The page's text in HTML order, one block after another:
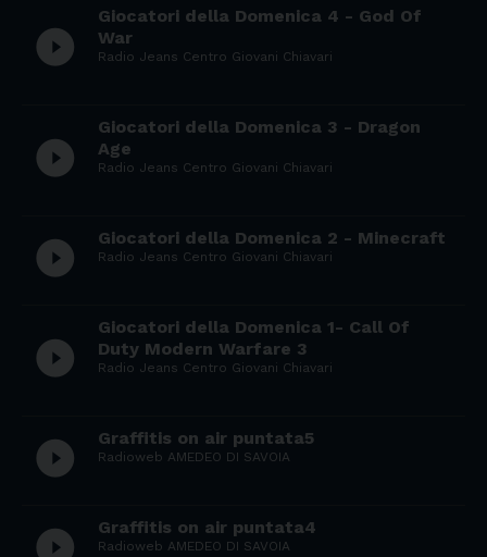
play_circle_filled
Giocatori della Domenica 4 - God Of
War
Radio Jeans Centro Giovani Chiavari
play_circle_filled
Giocatori della Domenica 3 - Dragon
Age
Radio Jeans Centro Giovani Chiavari
play_circle_filled Giocatori della Domenica 2 - Minecraft
Radio Jeans Centro Giovani Chiavari
play_circle_filled
Giocatori della Domenica 1- Call Of
Duty Modern Warfare 3
Radio Jeans Centro Giovani Chiavari
play_circle_filled Graffitis on air puntata5
Radioweb AMEDEO DI SAVOIA
play_circle_filled Graffitis on air puntata4
Radioweb AMEDEO DI SAVOIA